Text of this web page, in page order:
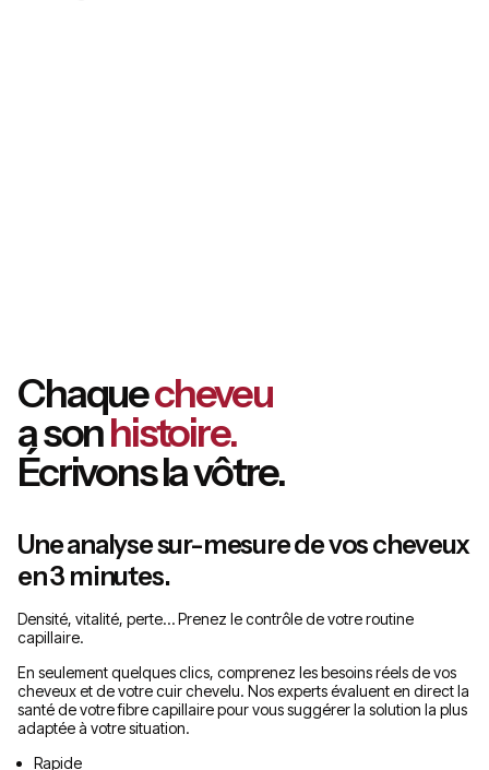
Chaquecheveu
a sonhistoire.
Écrivons la vôtre.
Une analyse sur-mesure de vos cheveux
en 3 minutes.
Densité, vitalité, perte… Prenez le contrôle de votre routine
capillaire.
En seulement quelques clics, comprenez les besoins réels de vos
cheveux et de votre cuir chevelu. Nos experts évaluent en direct la
santé de votre fibre capillaire pour vous suggérer la solution la plus
adaptée à votre situation.
Rapide